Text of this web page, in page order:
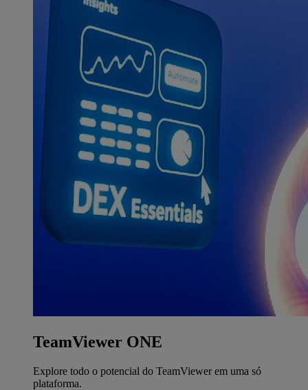
TeamViewer ONE
Explore todo o potencial do TeamViewer em uma só
plataforma.